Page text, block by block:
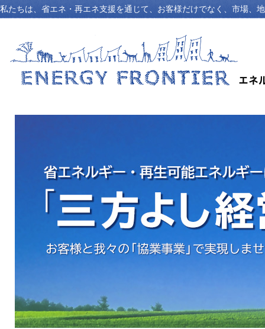
私たちは、省エネ・再エネ支援を通じて、お客様だけでなく、市場、